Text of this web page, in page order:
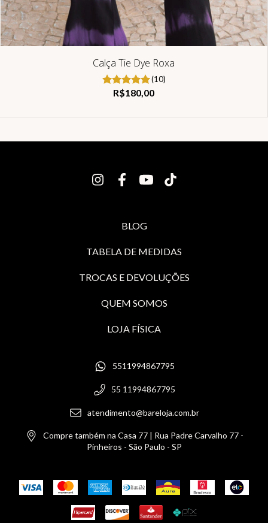
Calça Tie Dye Roxa
(10)
R$180,00
BLOG
TABELA DE MEDIDAS
TROCAS E DEVOLUÇÕES
QUEM SOMOS
LOJA FÍSICA
5511994867795
Compre também na Casa 77 | Rua Padre Carvalho 77 -
Pinheiros - São Paulo - SP